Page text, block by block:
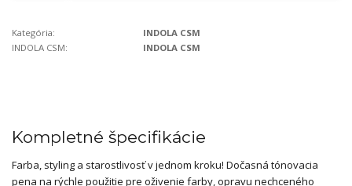
Kategória:
INDOLA CSM
INDOLA CSM:
INDOLA CSM
Kompletné špecifikácie
Farba, styling a starostlivosť v jednom kroku! Dočasná tónovacia
pena na rýchle použitie pre oživenie farby, opravu nechceného